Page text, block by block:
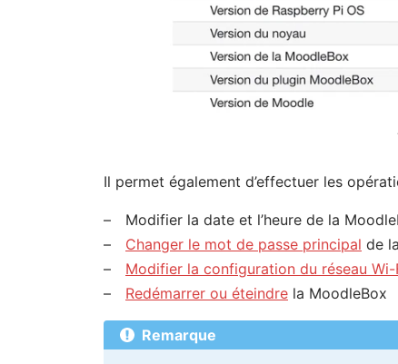
Il permet également d’effectuer les
Modifier la date et l’heure de la
Changer le mot de passe principal de
Modifier la configuration du réseau Wi-
Redémarrer ou éteindre la MoodleBox
Remarque